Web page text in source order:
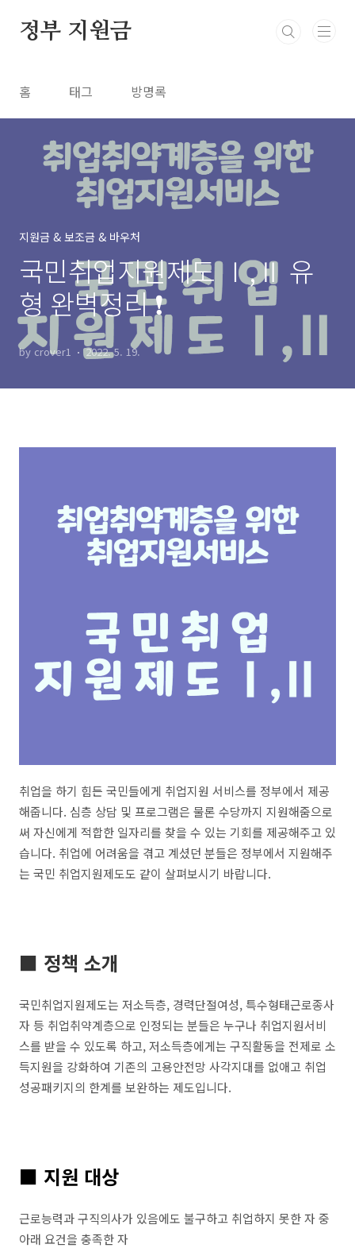
정부 지원금
홈 태그 방명록
지원금 & 보조금 & 바우처
국민취업지원제도 Ⅰ,Ⅱ 유
형 완벽정리 ❗
by crover1 2022. 5. 19.
취업을 하기 힘든 국민들에게 취업지원 서비스를 정부에서 제공
해줍니다. 심층 상담 및 프로그램은 물론 수당까지 지원해줌으로
써 자신에게 적합한 일자리를 찾을 수 있는 기회를 제공해주고 있
습니다. 취업에 어려움을 겪고 계셨던 분들은 정부에서 지원해주
는 국민 취업지원제도도 같이 살펴보시기 바랍니다.
■ 정책 소개
국민취업지원제도는 저소득층, 경력단절여성, 특수형태근로종사
자 등 취업취약계층으로 인정되는 분들은 누구나 취업지원서비
스를 받을 수 있도록 하고, 저소득층에게는 구직활동을 전제로 소
득지원을 강화하여 기존의 고용안전망 사각지대를 없애고 취업
성공패키지의 한계를 보완하는 제도입니다.
■ 지원 대상
근로능력과 구직의사가 있음에도 불구하고 취업하지 못한 자 중
아래 요건을 충족한 자